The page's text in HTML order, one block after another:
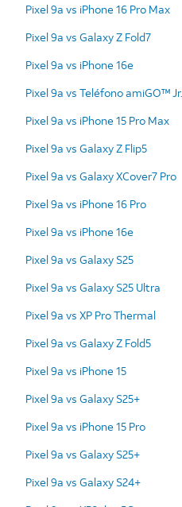
Pixel 9a vs iPhone 16 Pro Max
Pixel 9a vs Galaxy Z Fold7
Pixel 9a vs iPhone 16e
Pixel 9a vs Teléfono amiGO™ Jr.
Pixel 9a vs iPhone 15 Pro Max
Pixel 9a vs Galaxy Z Flip5
Pixel 9a vs Galaxy XCover7 Pro
Pixel 9a vs iPhone 16 Pro
Pixel 9a vs iPhone 16e
Pixel 9a vs Galaxy S25
Pixel 9a vs Galaxy S25 Ultra
Pixel 9a vs XP Pro Thermal
Pixel 9a vs Galaxy Z Fold5
Pixel 9a vs iPhone 15
Pixel 9a vs Galaxy S25+
Pixel 9a vs iPhone 15 Pro
Pixel 9a vs Galaxy S25+
Pixel 9a vs Galaxy S24+